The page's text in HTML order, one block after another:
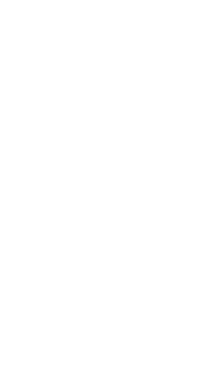
Baharat ürünü nereden alınır, Doğan
nasıl kullanılır, Doğan Baharat ürünü
ve detaylarını LokmanAVM
#Doğan_Baharat_marka_ürünleri_satan
#Doğan_Baharat_faydaları